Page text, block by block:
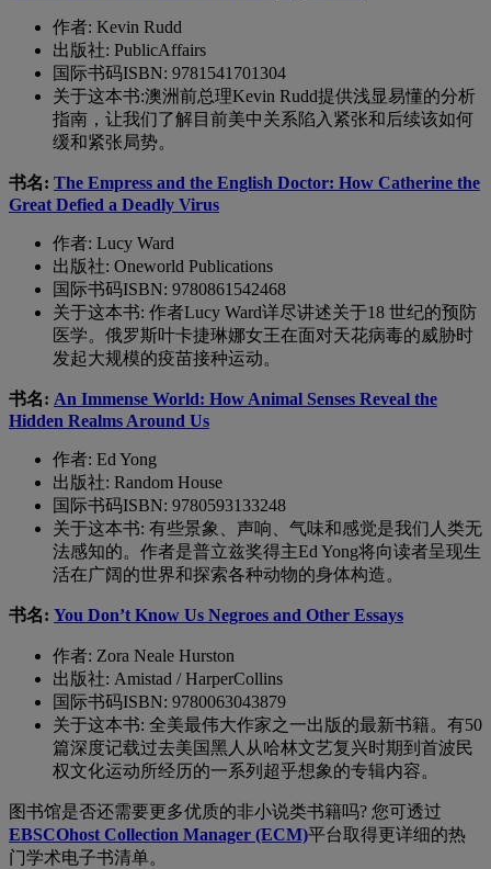
作者: Kevin Rudd
出版社: PublicAffairs
国际书码ISBN: 9781541701304
关于这本书:澳洲前总理Kevin Rudd提供浅显易懂的分析
指南 ，让我们了解目前美中关系陷入 紧张和后续该如何
缓和紧张局势。
书名: The Empress and the English Doctor: How Catherine the
Great Defied a Deadly Virus
作者: Lucy Ward
出版社: Oneworld Publications
国际书码ISBN: 9780861542468
关于这本书: 作者Lucy Ward详尽讲述关于18 世纪的预防
医学。俄罗斯叶卡捷琳娜女王在面对天花病毒的威胁时
发起大规模的疫苗接种运动。
书名: An Immense World: How Animal Senses Reveal the
Hidden Realms Around Us
作者: Ed Yong
出版社: Random House
国际书码ISBN: 9780593133248
关于这本书: 有些景象、声响、气味和感觉是我们人类无
法感知的。作者是普立兹奖得主Ed Yong将向读者呈现生
活在广阔的世界和探索各种动物的身体构造。
书名: You Don’t Know Us Negroes and Other Essays
作者: Zora Neale Hurston
出版社: Amistad / HarperCollins
国际书码ISBN: 9780063043879
关于这本书: 全美最伟大作家之一出版的最新书籍。有50
篇深度记载过去美国黑人从哈林文艺复兴时期到首波民
权文化运动所经历的一系列超乎想象的专辑内容。
图书馆是否还需要更多优质的非小说类书籍吗? 您可透过
EBSCOhost Collection Manager (ECM)平台取得更详细的热
门学术电子书清单。